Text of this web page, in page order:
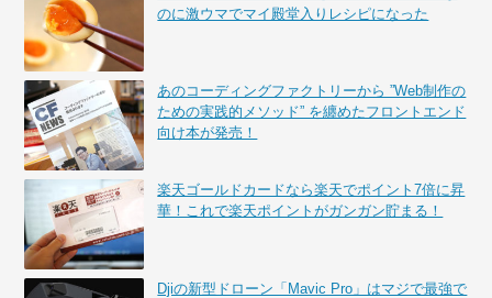
のに激ウマでマイ殿堂入りレシピになった
あのコーディングファクトリーから ”Web制作の
ための実践的メソッド” を纏めたフロントエンド
向け本が発売！
楽天ゴールドカードなら楽天でポイント7倍に昇
華！これで楽天ポイントがガンガン貯まる！
Djiの新型ドローン「Mavic Pro」はマジで最強で